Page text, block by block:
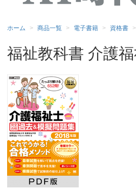
ホーム 商品一覧 電子書籍 資格書
福祉教科書 介護